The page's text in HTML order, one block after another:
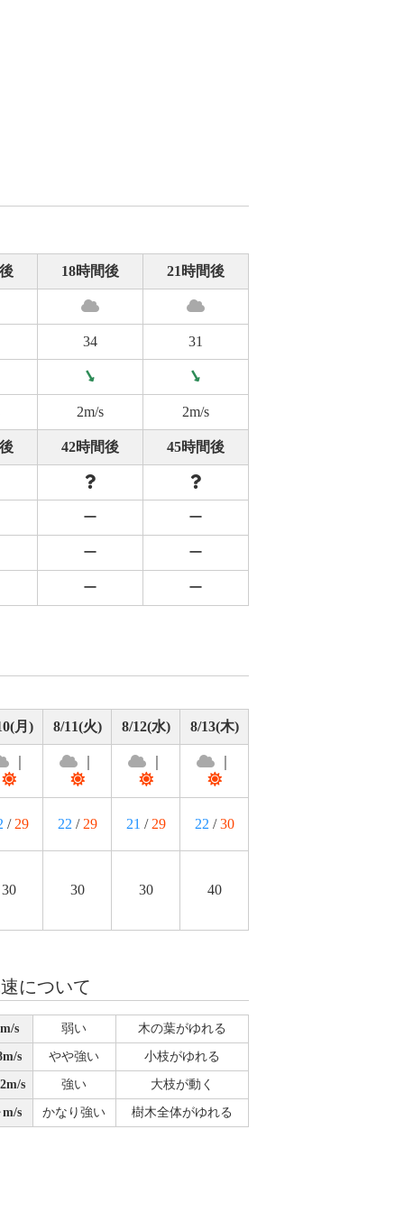
18時間後 21時間後
34 31
2m/s 2m/s
42時間後 45時間後
ー ー
ー ー
ー ー
月) 8/11(火) 8/12(水) 8/13(木)
｜ ｜ ｜ ｜
/ 29 22 / 29 21 / 29 22 /30
30 30 30
40
について
s 弱い 木の葉がゆれる
s やや強い 小枝がゆれる
s 強い 大枝が動く
m/s かなり強い 樹木全体がゆれる